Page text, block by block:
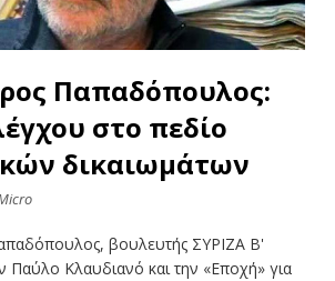
Παπαδόπουλος:
στο πεδίο
δικαιωμάτων
βουλευτής ΣΥΡΙΖΑ Β'
Παύλο Κλαυδιανό και την «Εποχή» για